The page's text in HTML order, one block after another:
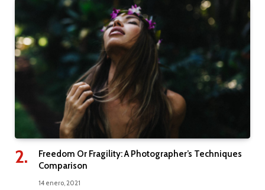
Freedom Or Fragility: A Photographer’s Techniques
Comparison
14 enero, 2021